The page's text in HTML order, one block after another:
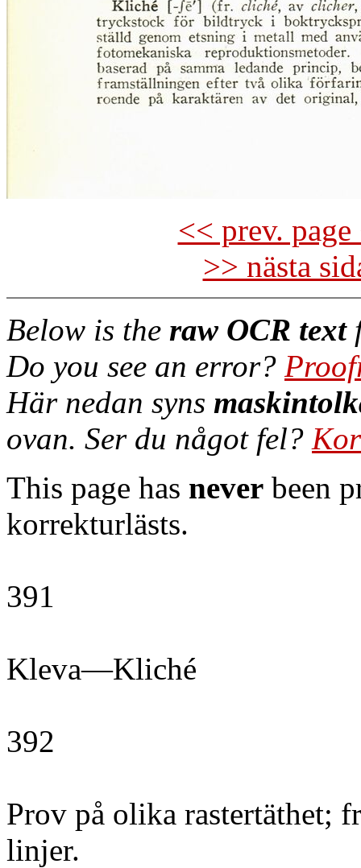
<< prev.
>> nästa
Below is the raw OCR text
Do you see an error?
Här nedan syns
ovan. Ser du något fel?
This page has never been
korrekturlästs.
391
Kleva—Kliché
392
Prov på olika rastertäthet;
linjer.